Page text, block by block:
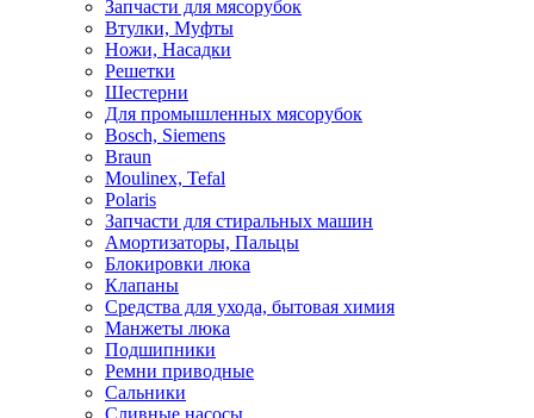
Запчасти для мясорубок
Втулки, Муфты
Ножи, Насадки
Решетки
Шестерни
Для промышленных мясорубок
Bosch, Siemens
Braun
Moulinex, Tefal
Polaris
Запчасти для стиральных машин
Амортизаторы, Пальцы
Блокировки люка
Клапаны
Средства для ухода, бытовая химия
Манжеты люка
Подшипники
Ремни приводные
Сальники
Сливные насосы